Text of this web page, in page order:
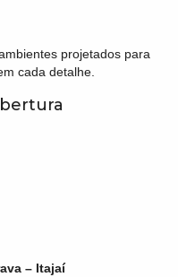
projetados para
cada detalhe.
– Itajaí